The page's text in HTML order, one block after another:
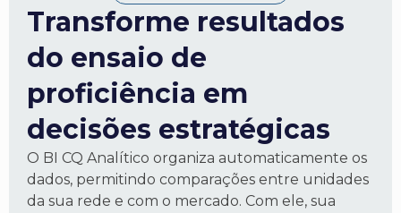
Transforme resultados
do ensaio de
proficiência em
decisões estratégicas
O BI CQ Analítico organiza automaticamente os
dados, permitindo comparações entre unidades
da sua rede e com o mercado. Com ele, sua